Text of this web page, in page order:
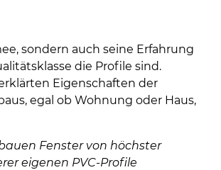
sondern auch seine Erfahrung
die Profile sind.
Eigenschaften der
egal ob Wohnung oder Haus,
Fenster von höchster
eigenen PVC-Profile